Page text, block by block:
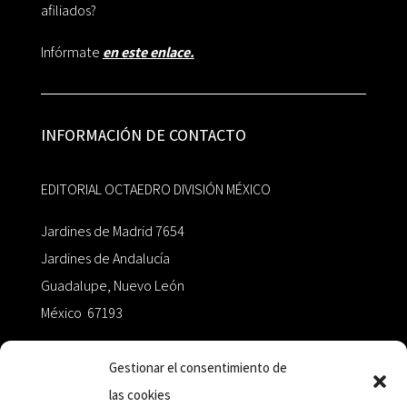
Gestionar el consentimiento de
las cookies
afiliados?
Infórmate en este enlace.
INFORMACIÓN DE CONTACTO
EDITORIAL OCTAEDRO DIVISIÓN MÉXICO
Jardines de Madrid 7654
Jardines de Andalucía
Guadalupe, Nuevo León
México 67193
+52 811.499.5638